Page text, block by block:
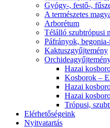
Gyógy-, festő-,
A természetes
Arborétum
Télálló szubtrópusi
Páfrányok,
Kaktuszgyűjtemény
Hazai
Kosborok –
Hazai
Hazai
Trópusi,
Elérhetőségeink
Nyitvatartás